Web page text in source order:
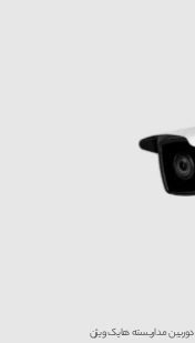
دوربین مداربسته هایک ویژن